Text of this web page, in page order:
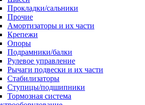
Прокладки/сальники
Прочие
Амортизаторы и их части
Крепежи
Опоры
Подрамники/балки
Рулевое управление
Рычаги подвески и их части
Стабилизаторы
Ступицы/подшипники
Тормозная система